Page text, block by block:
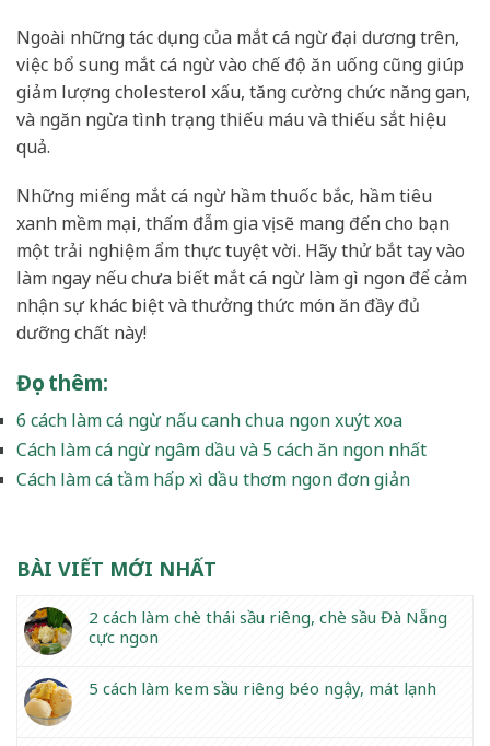
BÀI VIẾT MỚI NHẤT
2 cách làm chè thái sầu riêng, chè sầu Đà Nẵng
cực ngon
5 cách làm kem sầu riêng béo ngậy, mát lạnh
Ngoài những tác dụng của mắt cá ngừ đại dương trên,
việc bổ sung mắt cá ngừ vào chế độ ăn uống cũng giúp
giảm lượng cholesterol xấu, tăng cường chức năng gan,
và ngăn ngừa tình trạng thiếu máu và thiếu sắt hiệu
quả.
Những miếng mắt cá ngừ hầm thuốc bắc, hầm tiêu
xanh mềm mại, thấm đẫm gia vị sẽ mang đến cho bạn
một trải nghiệm ẩm thực tuyệt vời. Hãy thử bắt tay vào
làm ngay nếu chưa biết mắt cá ngừ làm gì ngon để cảm
nhận sự khác biệt và thưởng thức món ăn đầy đủ
dưỡng chất này!
Đọc thêm:
6 cách làm cá ngừ nấu canh chua ngon xuýt xoa
Cách làm cá ngừ ngâm dầu và 5 cách ăn ngon nhất
Cách làm cá tầm hấp xì dầu thơm ngon đơn giản